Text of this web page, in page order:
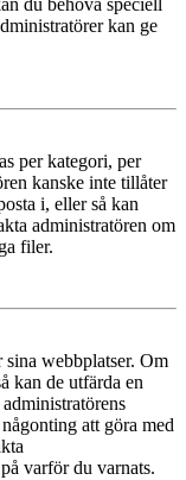
du behöva speciell
kan ge
per kategori, per
kanske inte tillåter
i, eller så kan
administratören om
filer.
webbplatser. Om
kan de utfärda en
att göra med
varför du varnats.